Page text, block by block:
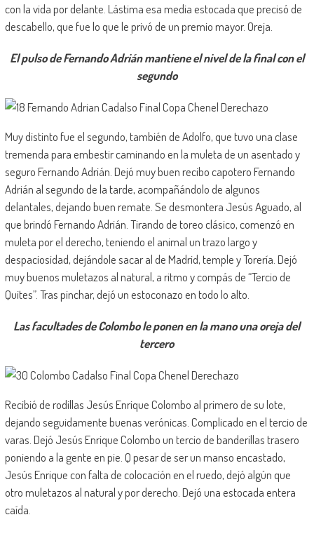
con la vida por delante. Lástima esa media estocada que precisó de
descabello, que fue lo que le privó de un premio mayor. Oreja.
El pulso de Fernando Adrián mantiene el nivel de la final con el
segundo
Muy distinto fue el segundo, también de Adolfo, que tuvo una clase
tremenda para embestir caminando en la muleta de un asentado y
seguro Fernando Adrián. Dejó muy buen recibo capotero Fernando
Adrián al segundo de la tarde, acompañándolo de algunos
delantales, dejando buen remate. Se desmontera Jesús Aguado, al
que brindó Fernando Adrián. Tirando de toreo clásico, comenzó en
muleta por el derecho, teniendo el animal un trazo largo y
despaciosidad, dejándole sacar al de Madrid, temple y Torería. Dejó
muy buenos muletazos al natural, a ritmo y compás de “Tercio de
Quites”. Tras pinchar, dejó un estoconazo en todo lo alto.
Las facultades de Colombo le ponen en la mano una oreja del
tercero
Recibió de rodillas Jesús Enrique Colombo al primero de su lote,
dejando seguidamente buenas verónicas. Complicado en el tercio de
varas. Dejó Jesús Enrique Colombo un tercio de banderillas trasero
poniendo a la gente en pie. Q pesar de ser un manso encastado,
Jesús Enrique con falta de colocación en el ruedo, dejó algún que
otro muletazos al natural y por derecho. Dejó una estocada entera
caída.